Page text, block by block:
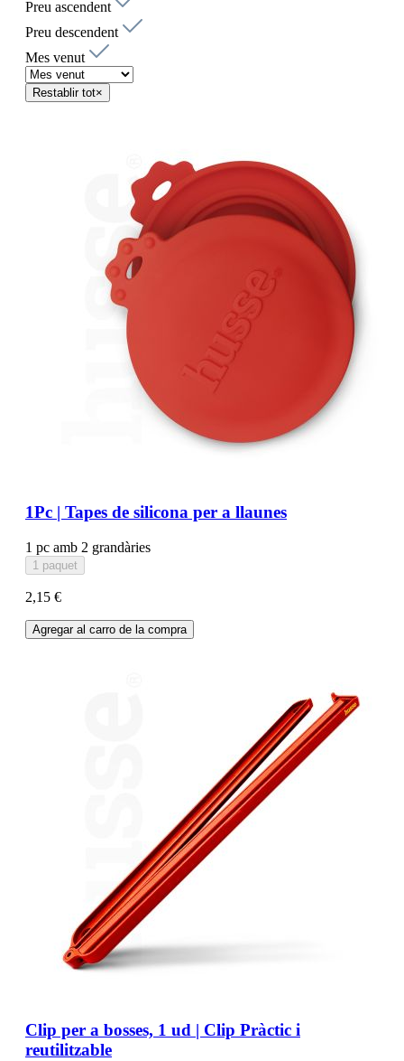
Preu ascendent
Preu descendent
Mes venut
Restablir tot×
1Pc | Tapes de silicona per a llaunes
1 pc amb 2 grandàries
1 paquet
2,15 €
Agregar al carro de la compra
Clip per a bosses, 1 ud | Clip Pràctic i
reutilitzable